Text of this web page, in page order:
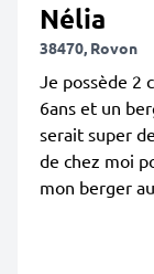
Nélia
38470, Rovon
Je possède 2
6ans et un
serait super
de chez moi
mon berger